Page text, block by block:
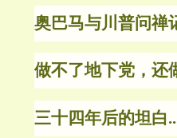
奥巴马与川普问禅
做不了地下党，还
三十四年后的坦白